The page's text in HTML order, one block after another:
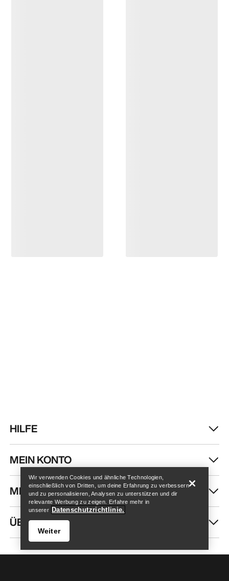
Store finden Help
HILFE
MEIN KONTO
MEHR SHOPPEN
ÜBER UNS
Wir verwenden Cookies und ähnliche Technologien,
einschließlich von Dritten, um deine Erfahrung zu verbessern
und zu personalisieren, Analysen zu unterstützen und dir
relevante Werbung zu zeigen. Erfahre mehr in
unserer Datenschutzrichtlinie.
Weiter